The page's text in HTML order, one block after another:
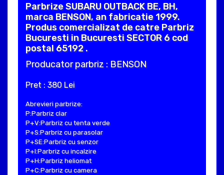
Parbrize SUBARU OUTBACK BE, BH,
marca BENSON, an fabricatie 1999.
Produs comercializat de catre Parbriz
Bucuresti in Bucuresti SECTOR 6 cod
postal 65192 .
Producator parbriz : BENSON
Pret : 380 Lei
Abrevieri parbrize:
P:Parbriz clar
P+V:Parbriz cu tenta verde
P+S:Parbriz cu parasolar
P+SE:Parbriz cu senzor
P+I:Parbriz cu incalzire
P+H:Parbriz heliomat
P+C:Parbriz cu camera